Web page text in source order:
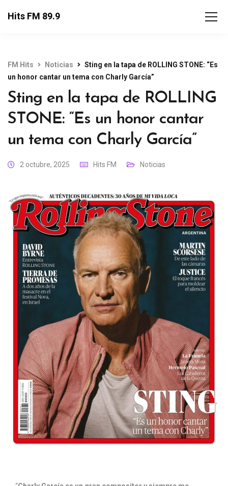
Hits FM 89.9
FM Hits Noticias
Sting en la tapa de ROLLING STONE: “Es
un honor cantar un tema con Charly García”
Sting en la tapa de ROLLING
STONE: “Es un honor cantar
un tema con Charly García”
2 octubre, 2025 Hits FM Noticias